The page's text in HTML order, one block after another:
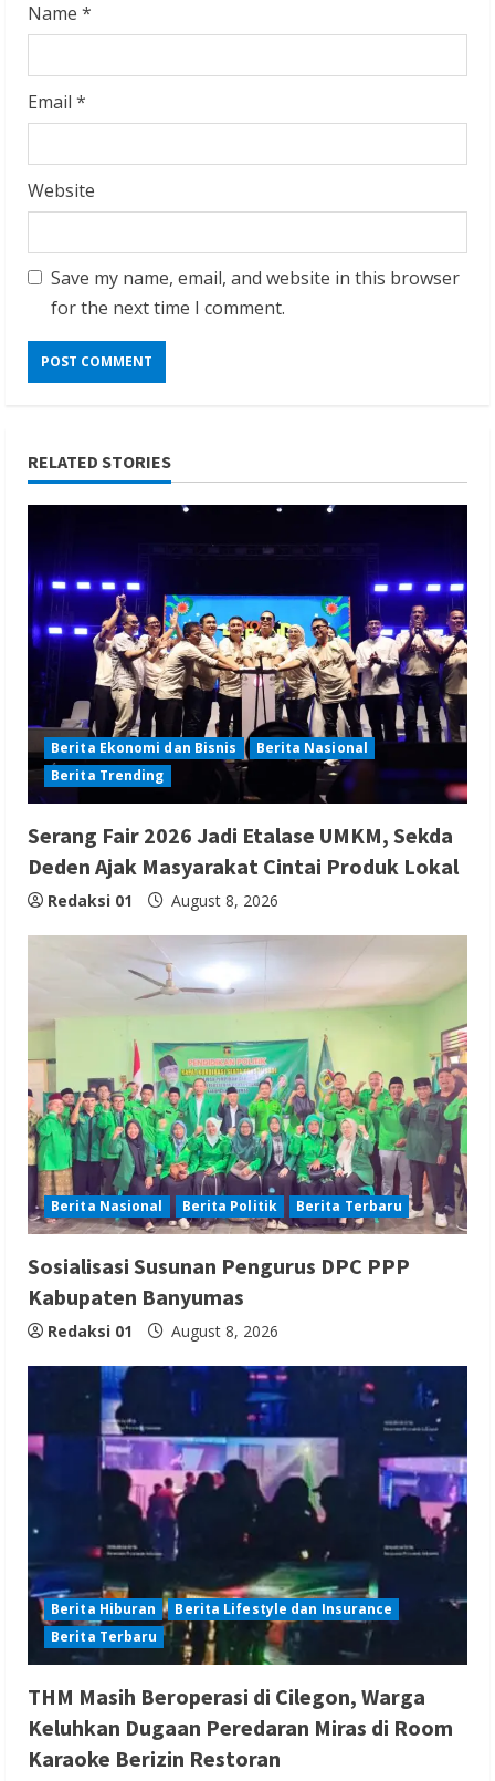
Name *
Email *
Website
Save my name, email, and website in this browser
for the next time I comment.
RELATED STORIES
Berita Ekonomi dan Bisnis
Berita Nasional
Berita Trending
Serang Fair 2026 Jadi Etalase UMKM, Sekda
Deden Ajak Masyarakat Cintai Produk Lokal
Redaksi 01 August 8, 2026
Berita Nasional Berita Politik Berita Terbaru
Sosialisasi Susunan Pengurus DPC PPP
Kabupaten Banyumas
Redaksi 01 August 8, 2026
Berita Hiburan
Berita Lifestyle dan Insurance
Berita Terbaru
THM Masih Beroperasi di Cilegon, Warga
Keluhkan Dugaan Peredaran Miras di Room
Karaoke Berizin Restoran